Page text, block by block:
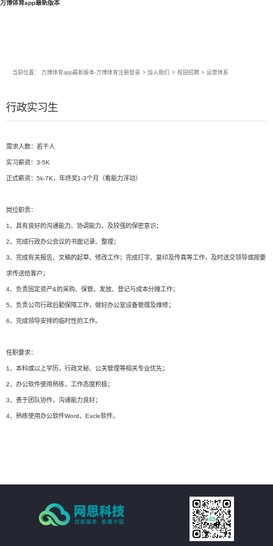
万博体育app最新版本
当前位置： 万博体育app最新版本-万博体育注册登录 > 加入我们 > 校园招聘 > 运营体系
行政实习生
需求人数：若干人
实习薪资：3-5K
正式薪资：5k-7K，年终奖1-3个月（看能力浮动）
岗位职责：
1、具有良好的沟通能力、协调能力，及较强的保密意识；
2、完成行政办公会议的书面记录、整理；
3、完成有关报告、文稿的起草、修改工作；完成打字、复印及传真等工作，及时送交领导或按要
求传送给客户；
4、负责固定资产&的采购、保管、发放、登记与成本分摊工作；
5、负责公司行政后勤保障工作，做好办公室设备管理及维修；
6、完成领导安排的临时性的工作。
任职要求：
1、本科或以上学历，行政文秘、公关管理等相关专业优先；
2、办公软件使用熟练，工作态度积极；
3、善于团队协作，沟通能力良好；
4、熟练使用办公软件Word、Excle软件。